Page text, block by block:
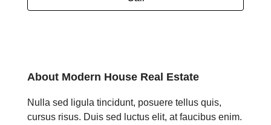
About Modern House Real Estate
Nulla sed ligula tincidunt, posuere tellus quis,
cursus risus. Duis sed luctus elit, at faucibus enim.